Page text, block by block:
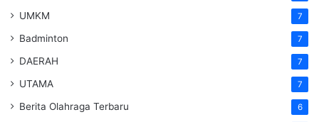
UMKM 7
Badminton 7
DAERAH 7
UTAMA 7
Berita Olahraga Terbaru 6